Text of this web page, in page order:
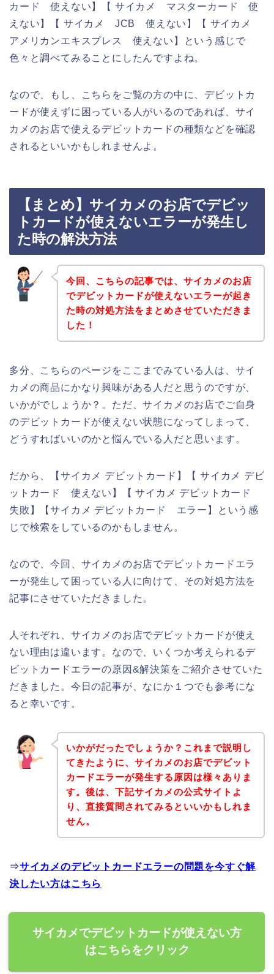
カード 使えない】【 サイカメ マスターカード 使
えない】【 サイカメ JCB 使えない】【 サイカメ
アメリカンエキスプレス 使えない】という感じで
色々と調べてみることにしたんですよね。
なので、もし、こちらをご覧の方の中に、デビットカ
ードが使えずに困っている人がいるのであれば、サイ
カメのお店で使えるデビットカードの種類などを確認
されるといいかもしれませんよ。
【まとめ】サイカメのお店でデビッ
トカードが使えないエラーが発生し
た時の解決方法
今回、こちらの記事では、サイカメのお店
でデビットカードが使えないエラーが起き
た時の対処方法をまとめさせていただきま
した！
多分、こちらのページをここまでみている人は、サイ
カメの商品にかなり興味がある人だと思うのですが、
いかがでしょうか？。ただ、サイカメのお店でご自身
のデビットカードが使えない状態になってしまって、
どうすればいいのかと悩んでいる人だと思います。
だから、【サイカメ デビットカード】【 サイカメ デビ
ットカード 使えない】【 サイカメ デビットカード
失敗】【サイカメ デビットカード エラー】という感
じで検索をしているのかもしません。
なので、今回、サイカメのお店でデビットカードエラ
ーが発生して困っている人に向けて、その対処方法を
記事にさせていただきました。
人それぞれ、サイカメのお店でデビットカードが使え
ない理由は違います。なので、いくつか考えられるデ
ビットカードエラーの原因&解決策をご紹介させていた
だきました。今日の記事が、なにか１つでも参考にな
ると幸いです。
いかがだったでしょうか？これまで説明し
てきたように、サイカメのお店でデビット
カードエラーが発生する原因は様々ありま
す。後は、下記サイカメの公式サイトよ
り、直接質問されてみるといいかもしれま
せん。
⇒サイカメのデビットカードエラーの問題を今すぐ解
決したい方はこちら
サイカメでデビットカードが使えない方
はこちらをクリック